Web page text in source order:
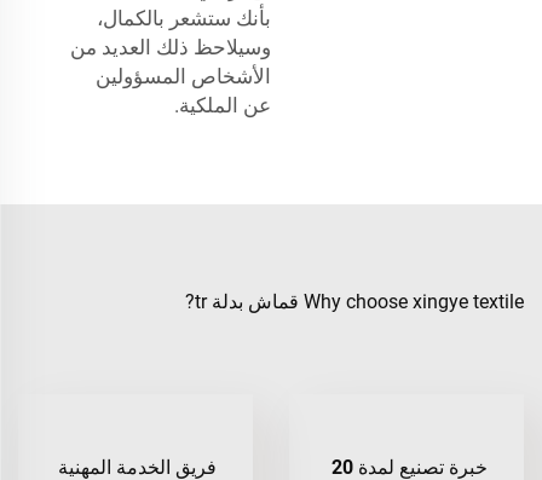
بأنك ستشعر بالكمال،
وسيلاحظ ذلك العديد من
الأشخاص المسؤولين
عن الملكية.
Why choose xingye textile قماش بدلة tr?
خبرة تصنيع لمدة 20
فريق الخدمة المهنية